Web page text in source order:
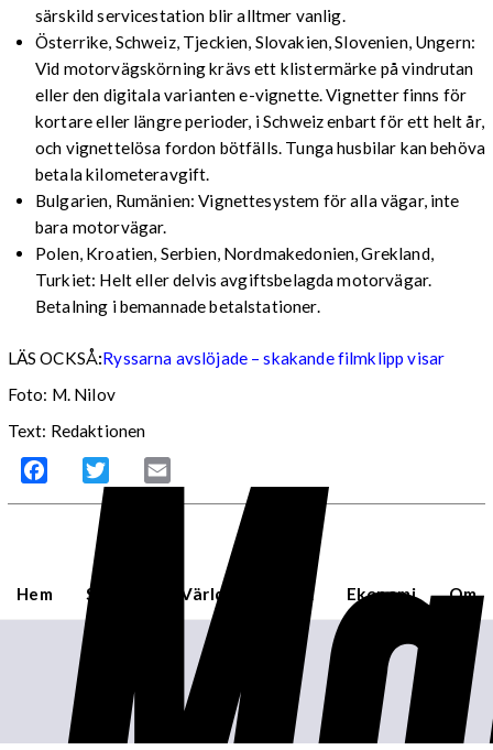
särskild servicestation blir alltmer vanlig.
Österrike, Schweiz, Tjeckien, Slovakien, Slovenien, Ungern:
Vid motorvägskörning krävs ett klistermärke på vindrutan
eller den digitala varianten e-vignette. Vignetter finns för
kortare eller längre perioder, i Schweiz enbart för ett helt år,
och vignettelösa fordon bötfälls. Tunga husbilar kan behöva
betala kilometeravgift.
Bulgarien, Rumänien: Vignettesystem för alla vägar, inte
bara motorvägar.
Polen, Kroatien, Serbien, Nordmakedonien, Grekland,
Turkiet: Helt eller delvis avgiftsbelagda motorvägar.
Betalning i bemannade betalstationer.
LÄS OCKSÅ:Ryssarna avslöjade – skakande filmklipp visar
Foto: M. Nilov
Text: Redaktionen
Facebook Twitter
Hem Sverige Världen USA Ekonomi Om